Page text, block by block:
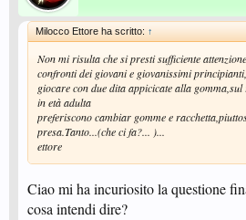
Milocco Ettore ha scritto: ↑
Non mi risulta che si presti sufficiente
confronti dei giovani e giovanissimi
giocare con due dita appicicate alla
in età adulta
preferiscono cambiar gomme e
presa.Tanto...(che ci fa?... )...
ettore
Ciao mi ha incuriosito la questione
cosa intendi dire?